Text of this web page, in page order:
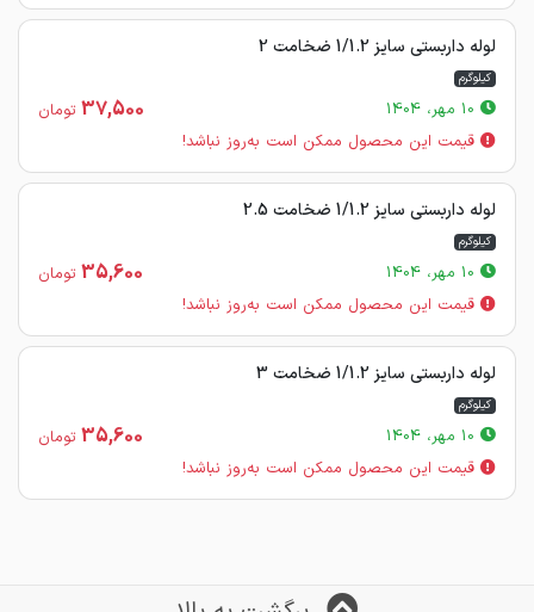
لوله داربستی سایز 1/1.2 ضخامت 2
کیلوگرم
37,500 تومان
قیمت این محصول ممکن است به‌روز نباشد!
لوله داربستی سایز 1/1.2 ضخامت 2.5
کیلوگرم
35,600 تومان
قیمت این محصول ممکن است به‌روز نباشد!
لوله داربستی سایز 1/1.2 ضخامت 3
کیلوگرم
35,600 تومان
قیمت این محصول ممکن است به‌روز نباشد!